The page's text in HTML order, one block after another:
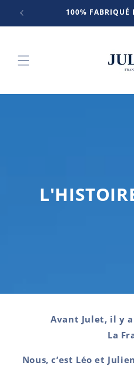
passer
au
100%
Avant Julet, il y
La
Nous, c’est Léo et Julien